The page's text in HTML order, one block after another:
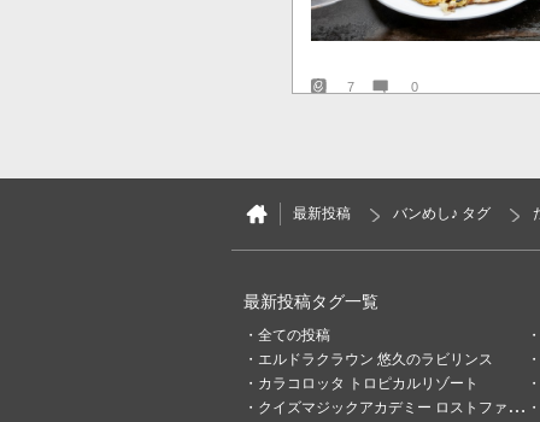
7 0
🍚
最新投稿 バンめし♪ タグ
最新投稿タグ一覧
全ての投稿
エルドラクラウン 悠久のラビリンス
カラコロッタ トロピカルリゾート
クイズマジックアカデミー ロストファンタリウム